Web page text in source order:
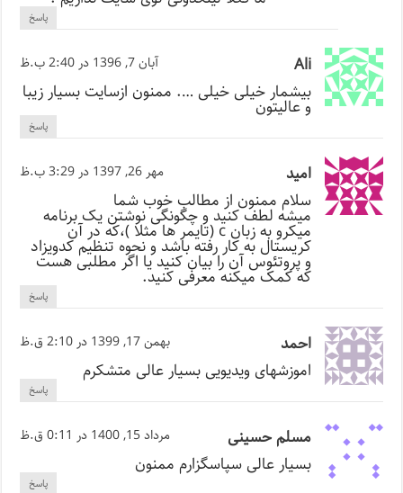
پاسخ
Ali آبان 7, 1396 در 2:40 ب.ظ
بیشمار خیلی خیلی …. ممنون ازسایت بسیار زیبا
و عالیتون
پاسخ
امید مهر 26, 1397 در 3:29 ب.ظ
سلام ممنون از مطالب خوب شما
میشه لطف کنید و چگونگی نوشتن یک برنامه
میکرو به زبان c (تایمر ها مثلا )،که در آن
کریستال به کار رفته باشد و نحوه تنظیم کدویزاد
و پروتئوس آن را بیان کنید یا اگر مطلبی هست
که کمک میکنه معرفی کنید.
پاسخ
احمد بهمن 17, 1399 در 2:10 ق.ظ
اموزشهای ویدیویی بسیار عالی متشکرم
پاسخ
مسلم حسينی مرداد 15, 1400 در 0:11 ق.ظ
بسیار عالی سپاسگزارم ممنون
پاسخ